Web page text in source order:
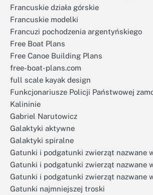
Francuskie działa górskie
Francuskie modelki
Francuzi pochodzenia argentyńskiego
Free Boat Plans
Free Canoe Building Plans
free-boat-plans.com
full scale kayak design
Funkcjonariusze Policji Państwowej
Kalininie
Gabriel Narutowicz
Galaktyki aktywne
Galaktyki spiralne
Gatunki i podgatunki zwierząt nazwane
Gatunki i podgatunki zwierząt nazwane
Gatunki i podgatunki zwierząt nazwane
Gatunki najmniejszej troski